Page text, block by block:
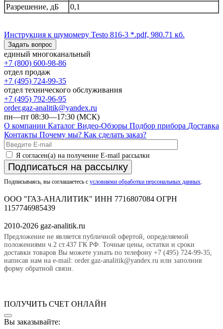
Разрешение, дБ
0,1
Инструкция к шумомеру Testo 816-3 *.pdf, 980.71 кб.
Задать вопрос
единый многоканальный
+7 (800) 600-98-86
отдел продаж
+7 (495) 724-99-35
отдел технического обслуживания
+7 (495) 792-96-95
order.gaz-analitik@yandex.ru
пн—пт 08:30—17:30 (МСК)
О компании Каталог Видео-Обзоры Подбор прибора Доставка
Контакты Почему мы? Как сделать заказ?
Я согласен(а) на получение E-mail рассылки
Подписаться на рассылку
Подписываясь, вы соглашаетесь с условиями обработки персональных данных.
ООО "ГАЗ-АНАЛИТИК" ИНН 7716807084 ОГРН
1157746985439
2010-2026 gaz-analitik.ru
Предложение не является публичной офертой, определяемой
положениями ч.2 ст.437 ГК РФ. Точные цены, остатки и сроки
доставки товаров Вы можете узнать по телефону +7 (495) 724-99-35,
написав нам на e-mail: order.gaz-analitik@yandex.ru или заполнив
форму обратной связи.
ПОЛУЧИТЬ СЧЕТ ОНЛАЙН
Вы заказывайте: